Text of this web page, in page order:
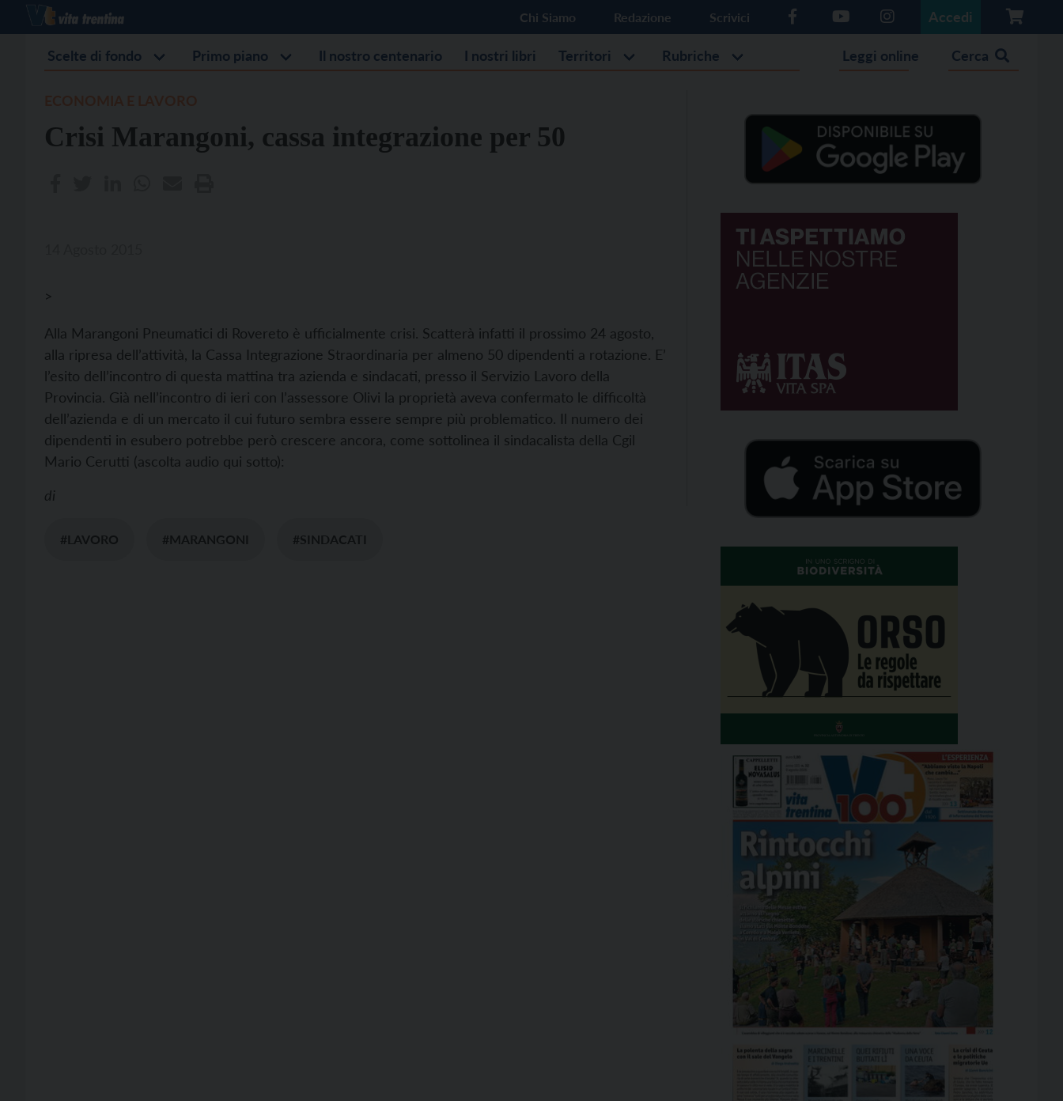
Chi Siamo Redazione Scrivici Accedi
Scelte di fondo Primo piano Il nostro centenario I nostri libri Territori Rubriche Leggi online Cerca
Crisi Marangoni, cassa integrazione per 50
>
Alla Marangoni Pneumatici di Rovereto è ufficialmente crisi. Scatterà infatti il prossimo 24 agosto,
alla ripresa dell’attività, la Cassa Integrazione Straordinaria per almeno 50 dipendenti a rotazione. E’
l’esito dell’incontro di questa mattina tra azienda e sindacati, presso il Servizio Lavoro della
Provincia. Già nell’incontro di ieri con l’assessore Olivi la proprietà aveva confermato le difficoltà
dell’azienda e di un mercato il cui futuro sembra essere sempre più problematico. Il numero dei
dipendenti in esubero potrebbe però crescere ancora, come sottolinea il sindacalista della Cgil
Mario Cerutti (ascolta audio qui sotto):
di
#LAVORO #MARANGONI #SINDACATI